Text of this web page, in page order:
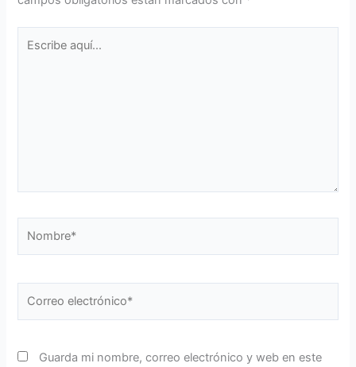
aquí...
electrónico*
Guarda mi nombre, correo electrónico y web en este